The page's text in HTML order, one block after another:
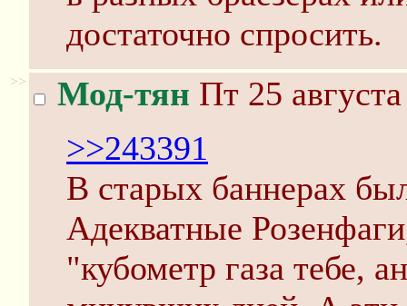
достаточно спросить.
>> Мод-тян Пт 25
>>243391
В старых баннерах
Адекватные
"кубометр газа тебе,